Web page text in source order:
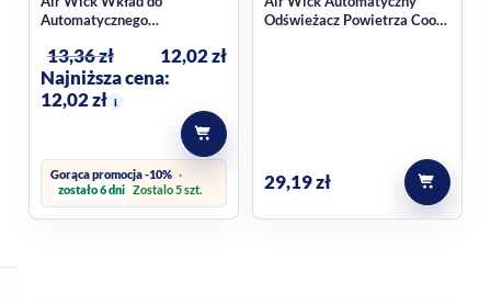
Automatycznego
250ml
13,36zł 12,02zł
Najniższa cena:
12,02zł i
Gorąca promocja -10%
zostało 6 dni Zostalo 5 szt.
Odświeżacz Powietrza Cool
29,19zł